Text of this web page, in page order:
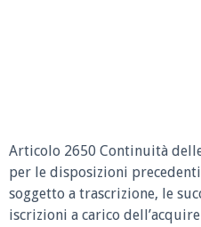
Articolo 2650 Continuità
per le disposizioni
soggetto a trascrizione, le
iscrizioni a carico